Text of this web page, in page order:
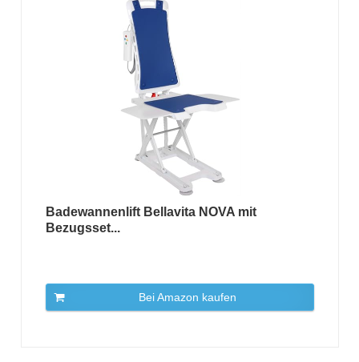
Badewannenlift Bellavita NOVA mit
Bezugsset...
Bei Amazon kaufen